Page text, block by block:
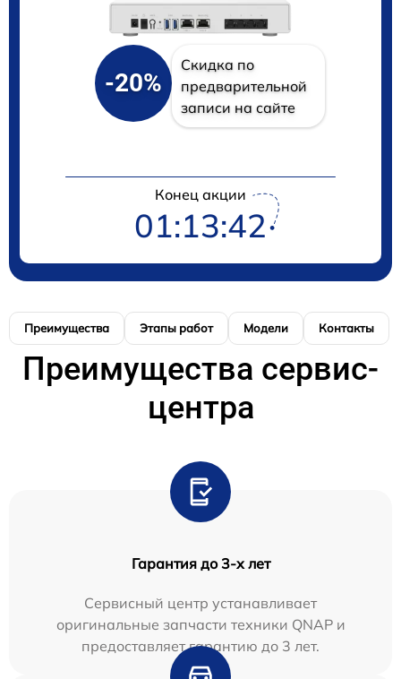
-20%
Скидка по
предварительной
записи на сайте
Конец акции
01:13:42
Преимущества Этапы работ Модели Контакты
Преимущества сервис-
центра
Гарантия до 3-х лет
Сервисный центр устанавливает
оригинальные запчасти техники QNAP и
предоставляет гарантию до 3 лет.